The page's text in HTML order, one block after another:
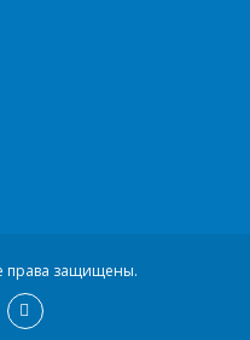
права защищены.